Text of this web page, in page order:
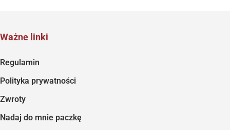
Ważne linki
Regulamin
Polityka prywatności
Zwroty
Nadaj do mnie paczkę